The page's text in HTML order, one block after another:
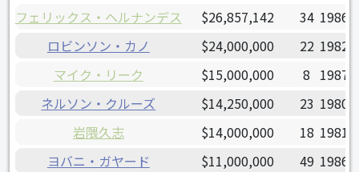
フェリックス・ヘルナンデス $26,857,142 34 1986/
ロビンソン・カノ
$24,000,000 22 1982/
マイク・リーク
$15,000,000 8 1987/
ネルソン・クルーズ
$14,250,000 23 1980/
岩隈久志
$14,000,000 18 1981/
ヨバニ・ガヤード
$11,000,000 49 1986/